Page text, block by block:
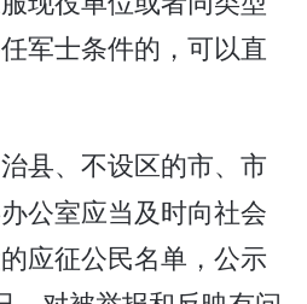
军士条件的，可以直
县、不设区的市、市
公室应当及时向社会
应征公民名单，公示